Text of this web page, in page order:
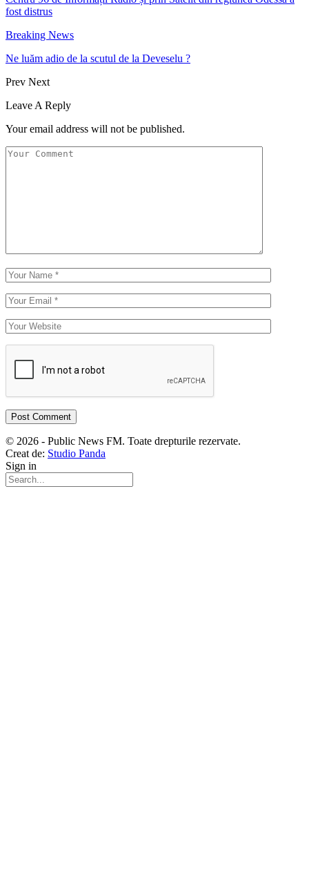
fost distrus
Breaking News
Ne luăm adio de la scutul de la Deveselu ?
Prev Next
Leave A Reply
Your email address will not be published.
© 2026 - Public News FM. Toate drepturile rezervate.
Creat de: Studio Panda
Sign in